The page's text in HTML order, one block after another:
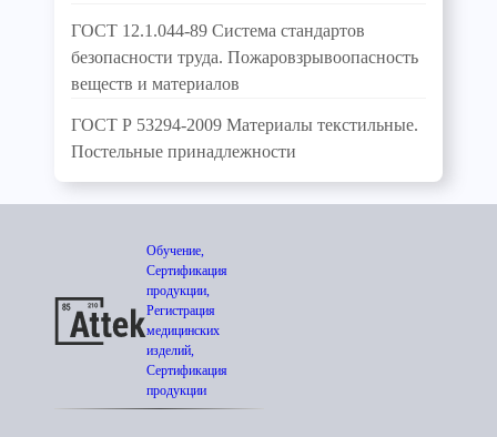
ГОСТ 12.1.044-89 Система стандартов
безопасности труда. Пожаровзрывоопасность
веществ и материалов
ГОСТ Р 53294-2009 Материалы текстильные.
Постельные принадлежности
Обучение,
Сертификация
продукции,
Регистрация
медицинских
изделий,
Сертификация
продукции